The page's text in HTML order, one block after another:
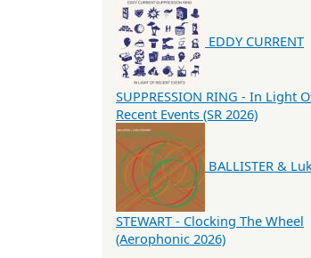
EDDY CURRENT
SUPPRESSION RING - In Light
Recent Events (SR 2026)
BALLISTER &
STEWART - Clocking The Wheel
(Aerophonic 2026)